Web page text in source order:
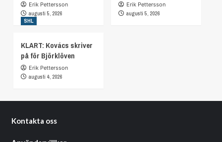
Erik Pettersson
augusti 5, 2026
Erik Pettersson
augusti 5, 2026
SHL
KLART: Kovács skriver
på för Björklöven
Erik Pettersson
augusti 4, 2026
Kontakta oss